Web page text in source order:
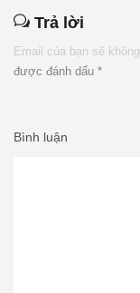
Trả lời
Email của bạn sẽ
được đánh dấu *
Bình luận